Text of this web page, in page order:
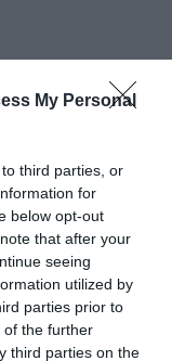
My Personal
third parties, or
for
below opt-out
that after your
seeing
utilized by
parties prior to
of the further
third parties on the
en que se
protegidas
se
deMaría Pérez-
de
servicio de
obtuvieron